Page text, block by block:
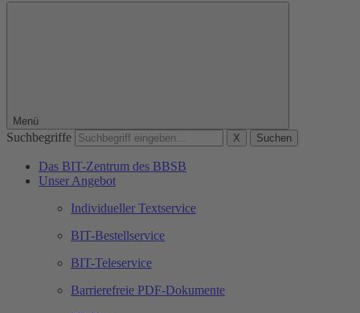
Menü
Suchbegriffe X Suchen
Das BIT-Zentrum des BBSB
Unser Angebot
Individueller Textservice
BIT-Bestellservice
BIT-Teleservice
Barrierefreie PDF-Dokumente